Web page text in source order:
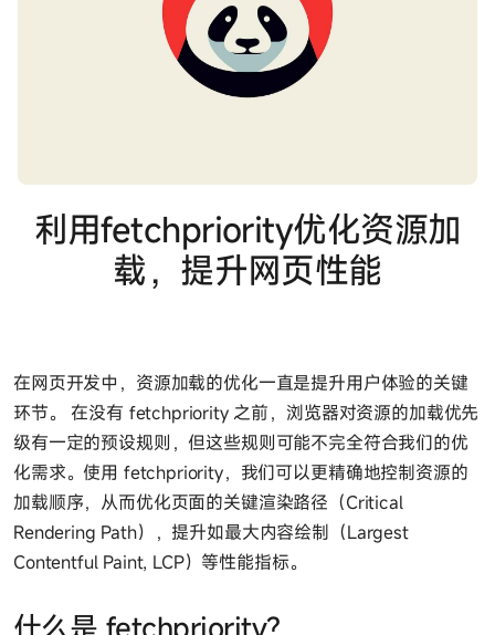
利用fetchpriority优化资源加
载，提升网页性能
在网页开发中，资源加载的优化一直是提升用户体验的关键
环节。 在没有 fetchpriority 之前，浏览器对资源的加载优先
级有一定的预设规则，但这些规则可能不完全符合我们的优
化需求。使用 fetchpriority，我们可以更精确地控制资源的
加载顺序，从而优化页面的关键渲染路径（Critical
Rendering Path），提升如最大内容绘制（Largest
Contentful Paint, LCP）等性能指标。
什么是 fetchpriority?